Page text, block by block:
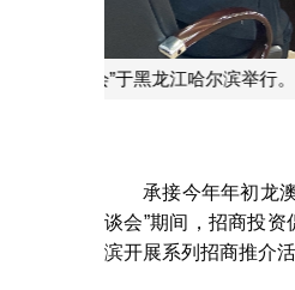
承接今年年初龙
谈会”期间，招商投
滨开展系列招商推介活